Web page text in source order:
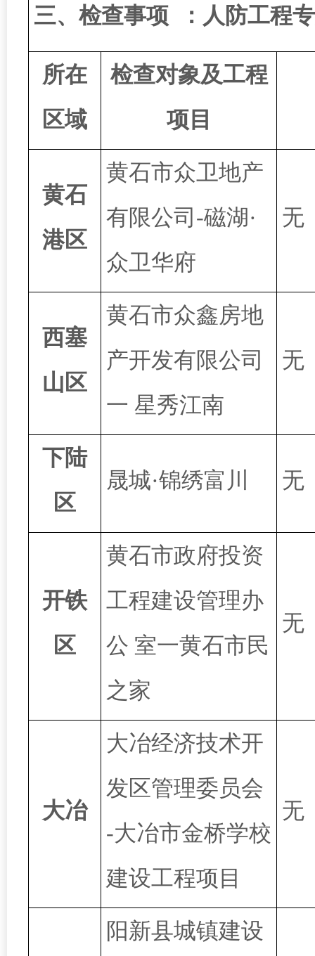
三、检查事项 ： 人防工程
所在
区域
检查对象及工程
项目
黄石
港区
黄石市众卫地产
有限公司 -磁湖·
众卫华府
无
西塞
山区
黄石市众鑫房地
产开发有限公司
一 星秀江南
无
下陆
区
晟城·锦绣富川 无
开铁
区
黄石市政府投资
工程建设管理办
公 室一黄石市民
之家
无
大冶
大冶经济技术开
发区管理委员会
-大冶市金桥学校
建设工程项目
无
阳新县城镇建设